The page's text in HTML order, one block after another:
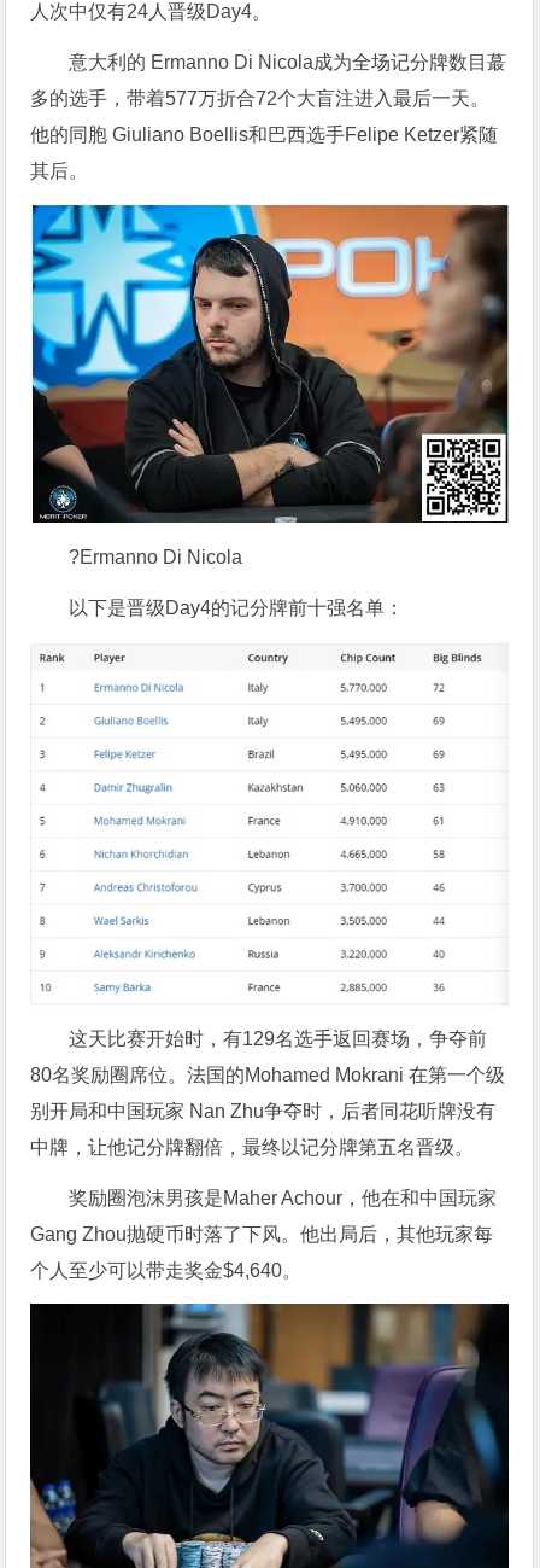
人次中仅有24人晋级Day4。
意大利的 Ermanno Di Nicola成为全场记分牌数目蕞
多的选手，带着577万折合72个大盲注进入最后一天。
他的同胞 Giuliano Boellis和巴西选手Felipe Ketzer紧随
其后。
?Ermanno Di Nicola
以下是晋级Day4的记分牌前十强名单：
这天比赛开始时，有129名选手返回赛场，争夺前
80名奖励圈席位。法国的Mohamed Mokrani 在第一个级
别开局和中国玩家 Nan Zhu争夺时，后者同花听牌没有
中牌，让他记分牌翻倍，最终以记分牌第五名晋级。
奖励圈泡沫男孩是Maher Achour，他在和中国玩家
Gang Zhou抛硬币时落了下风。他出局后，其他玩家每
个人至少可以带走奖金$4,640。